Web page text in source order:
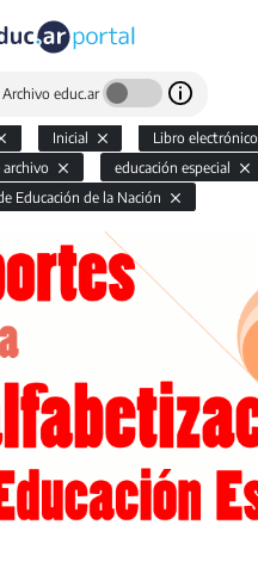
educ.ar
Inicial
Libro electrónico
educación especial
Educación de la Nación